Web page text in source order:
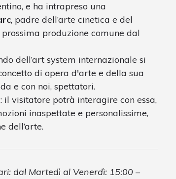
e ha intrapreso una
, padre dell’arte cinetica e del
produzione comune dal
dell’art system internazionale si
di opera d'arte e della sua
e con noi, spettatori.
il visitatore potrà interagire con essa,
inaspettate e personalissime,
dell’arte.
dal Martedì al Venerdì: 15:00 –